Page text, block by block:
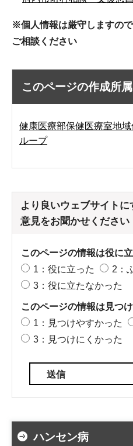
※個人情報は厳守しますの
ご相談ください
このページの作成所属
健康医療部保健医療室地
ループ
より良いウェブサイト
意見をお聞かせください
このページの情報は役に
1：役に立った
2：
3：役に立たなかった
このページの情報は見つ
1：見つけやすかった
3：見つけにくかった
ハンセン病